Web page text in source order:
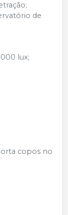
de
lux;
copos no